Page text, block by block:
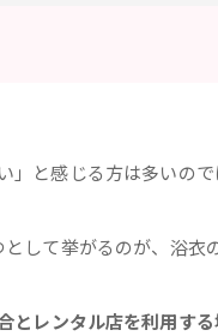
」と感じる方は多いの
して挙がるのが、浴衣
とレンタル店を利用す